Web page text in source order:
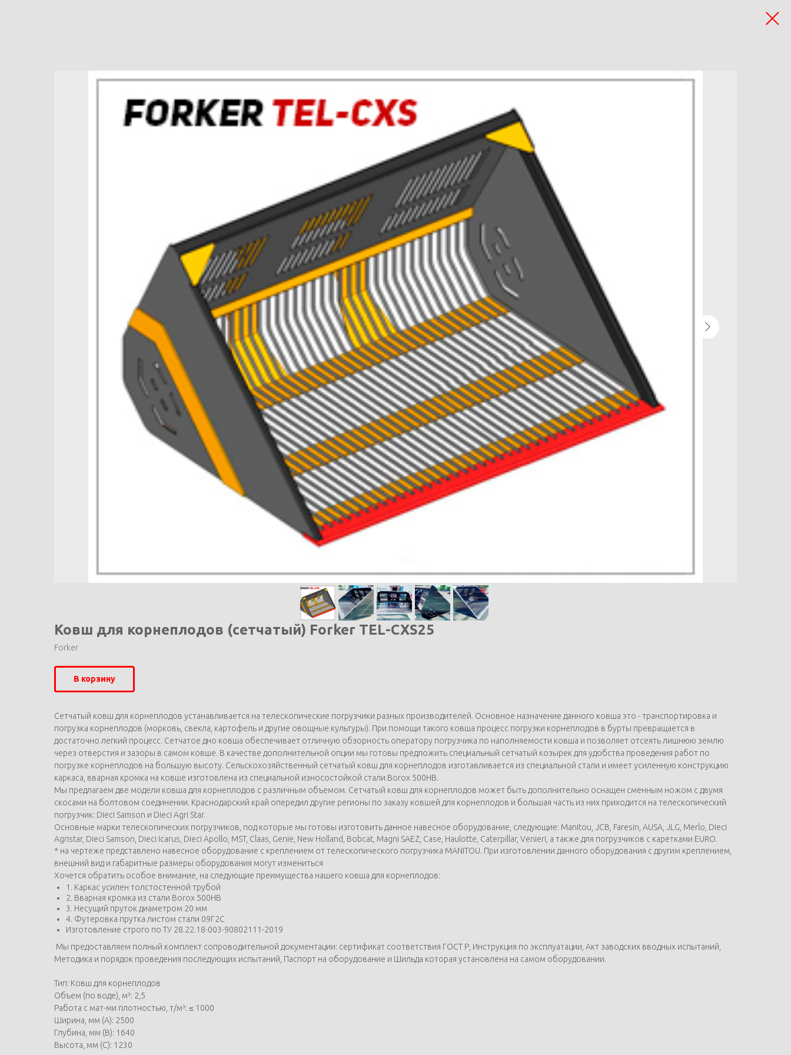
Ковш для корнеплодов (сетчатый) Forker TEL-CXS25
Forker
В корзину
Сетчатый ковш для корнеплодов устанавливается на телескопические погрузчики разных производителей. Основное назначение данного ковша это - транспортировка и
погрузка корнеплодов (морковь, свекла, картофель и другие овощные культуры). При помощи такого ковша процесс погрузки корнеплодов в бурты превращается в
достаточно легкий процесс. Сетчатое дно ковша обеспечивает отличную обзорность оператору погрузчика по наполняемости ковша и позволяет отсеять лишнюю землю
через отверстия и зазоры в самом ковше. В качестве дополнительной опции мы готовы предложить специальный сетчатый козырек для удобства проведения работ по
погрузке корнеплодов на большую высоту. Сельскохозяйственный сетчатый ковш для корнеплодов изготавливается из специальной стали и имеет усиленную конструкцию
каркаса, вварная кромка на ковше изготовлена из специальной износостойкой стали Borox 500HB.
Мы предлагаем две модели ковша для корнеплодов с различным объемом. Сетчатый ковш для корнеплодов может быть дополнительно оснащен сменным ножом с двумя
скосами на болтовом соединении. Краснодарский край опередил другие регионы по заказу ковшей для корнеплодов и большая часть из них приходится на телескопический
погрузчик: Dieci Samson и Dieci Agri Star.
Основные марки телескопических погрузчиков, под которые мы готовы изготовить данное навесное оборудование, следующие: Manitou, JCB, Faresin, AUSA, JLG, Merlo, Dieci
Agristar, Dieci Samson, Dieci Icarus, Dieci Apollo, MST, Claas, Genie, New Holland, Bobcat, Magni SAEZ, Case, Haulotte, Caterpillar, Venieri, а также для погрузчиков с каретками EURO.
* на чертеже представлено навесное оборудование с креплением от телескопического погрузчика MANITOU. При изготовлении данного оборудования с другим креплением,
внешний вид и габаритные размеры оборудования могут измениться
Хочется обратить особое внимание, на следующие преимущества нашего ковша для корнеплодов:
1. Каркас усилен толстостенной трубой
2. Вварная кромка из стали Borox 500HB
3. Несущий пруток диаметром 20 мм
4. Футеровка прутка листом стали 09Г2С
Изготовление строго по ТУ 28.22.18-003-90802111-2019
Мы предоставляем полный комплект сопроводительной документации: сертификат соответствия ГОСТ Р, Инструкция по эксплуатации, Акт заводских вводных испытаний,
Методика и порядок проведения последующих испытаний, Паспорт на оборудование и Шильда которая установлена на самом оборудовании.
Тип: Ковш для корнеплодов
Объем (по воде), м³: 2,5
Работа с мат-ми плотностью, т/м³: ≤ 1000
Ширина, мм (А): 2500
Глубина, мм (В): 1640
Высота, мм (С): 1230